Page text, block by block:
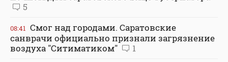
5
08:41 Смог над городами. Саратовские
санврачи официально признали загрязнение
воздуха "Ситиматиком"
1